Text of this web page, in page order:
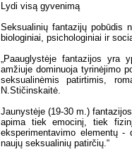
Lydi visą gyvenimą
Seksualinių fantazijų pobūdis
biologiniai, psichologiniai ir
„Paauglystėje fantazijos yra
amžiuje dominuoja tyrinėjimo
seksualinėmis patirtimis,
N.Stičinskaitė.
Jaunystėje (19-30 m.)
apima tiek emocinį, tiek
eksperimentavimo elementų -
naujų seksualinių patirčių.“